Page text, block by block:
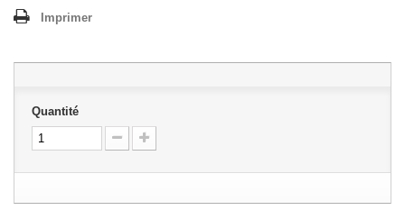
Imprimer
Quantité